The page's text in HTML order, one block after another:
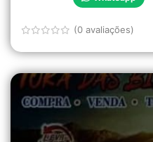
(0 avaliações)